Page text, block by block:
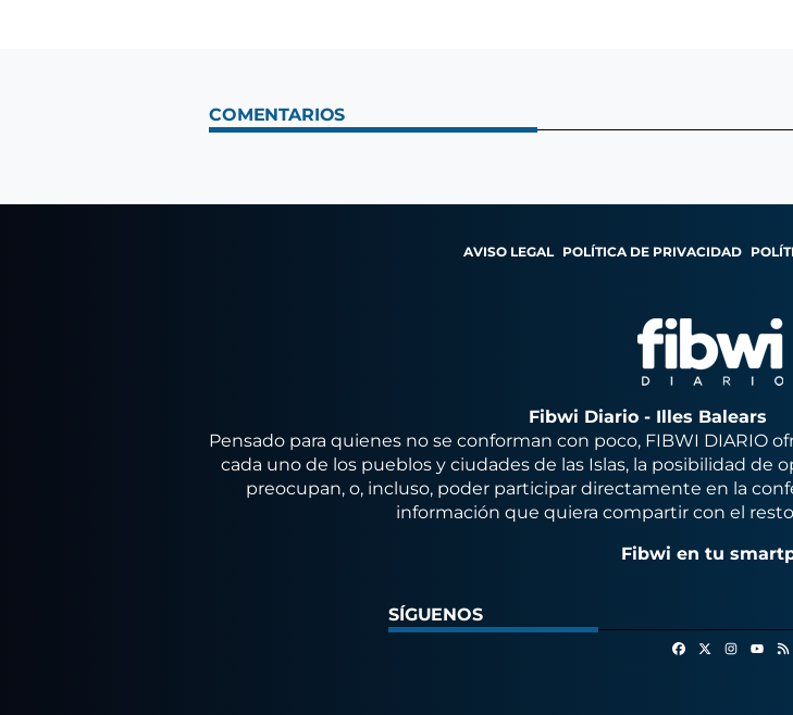
COMENTARIOS
AVISO LEGAL POLÍTICA DE PRIVACIDAD
Fibwi Diario - Illes Balears
Pensado para quienes no se conforman con poco, FIBWI DIARIO
cada uno de los pueblos y ciudades de las Islas, la posibilidad de
preocupan, o, incluso, poder participar directamente en la
información que quiera compartir con el
Fibwi en tu
SÍGUENOS
Facebook